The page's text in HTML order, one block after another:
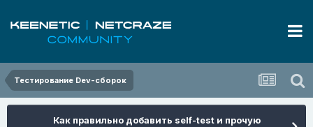
Тестирование Dev-сборок
Как правильно добавить self-test и прочую